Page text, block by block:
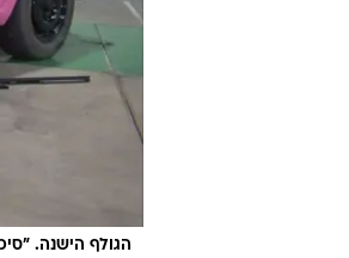
הגולף הישנה.